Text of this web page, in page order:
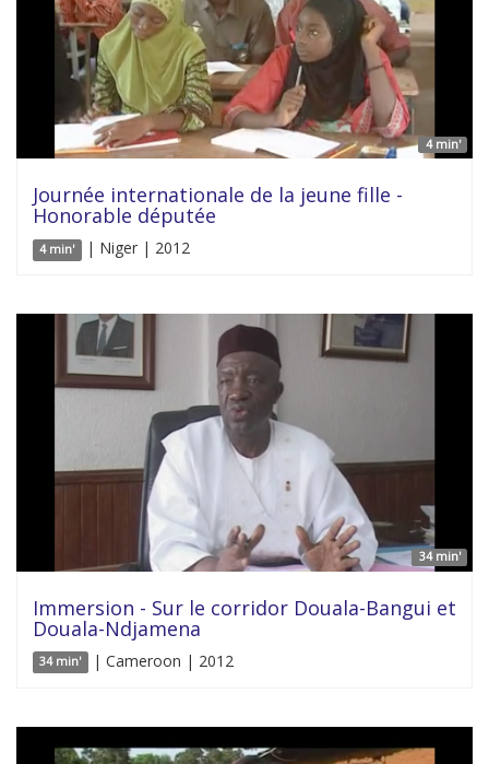
4 min'
Journée internationale de la jeune fille -
Honorable députée
4 min' | Niger | 2012
34 min'
Immersion - Sur le corridor Douala-Bangui et
Douala-Ndjamena
34 min' | Cameroon | 2012